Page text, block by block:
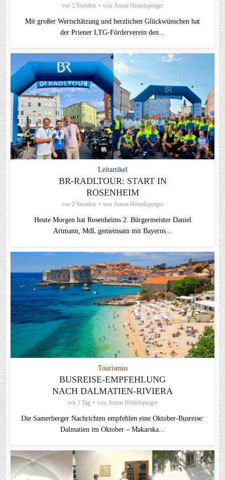
vor 2 Stunden von Anton Hötzelsperger
Mit großer Wertschätzung und herzlichen Glückwünschen hat
der Priener LTG‑Förderverein den...
Leitartikel
BR-RADLTOUR: START IN
ROSENHEIM
vor 2 Stunden von Anton Hötzelsperger
Heute Morgen hat Rosenheims 2. Bürgermeister Daniel
Artmann, MdL gemeinsam mit Bayerns...
Tourismus
BUSREISE-EMPFEHLUNG
NACH DALMATIEN-RIVIERA
vor 1 Tag von Anton Hötzelsperger
Die Samerberger Nachrichten empfehlen eine Oktober-Busreise:
Dalmatien im Oktober – Makarska...